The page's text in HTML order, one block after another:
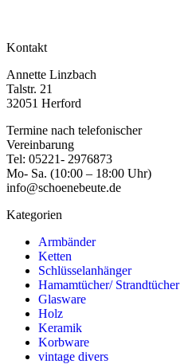
Kontakt
Annette Linzbach
Talstr. 21
32051 Herford
Termine nach telefonischer
Vereinbarung
Tel: 05221- 2976873
Mo- Sa. (10:00 – 18:00 Uhr)
info@schoenebeute.de
Kategorien
Armbänder
Ketten
Schlüsselanhänger
Hamamtücher/ Strandtücher
Glasware
Holz
Keramik
Korbware
vintage divers